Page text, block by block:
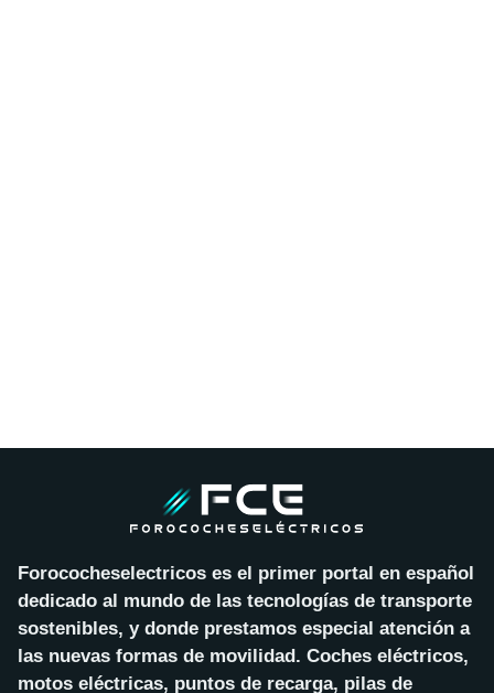
Forococheselectricos es el primer portal en español
dedicado al mundo de las tecnologías de transporte
sostenibles, y donde prestamos especial atención a
las nuevas formas de movilidad. Coches eléctricos,
motos eléctricas, puntos de recarga, pilas de